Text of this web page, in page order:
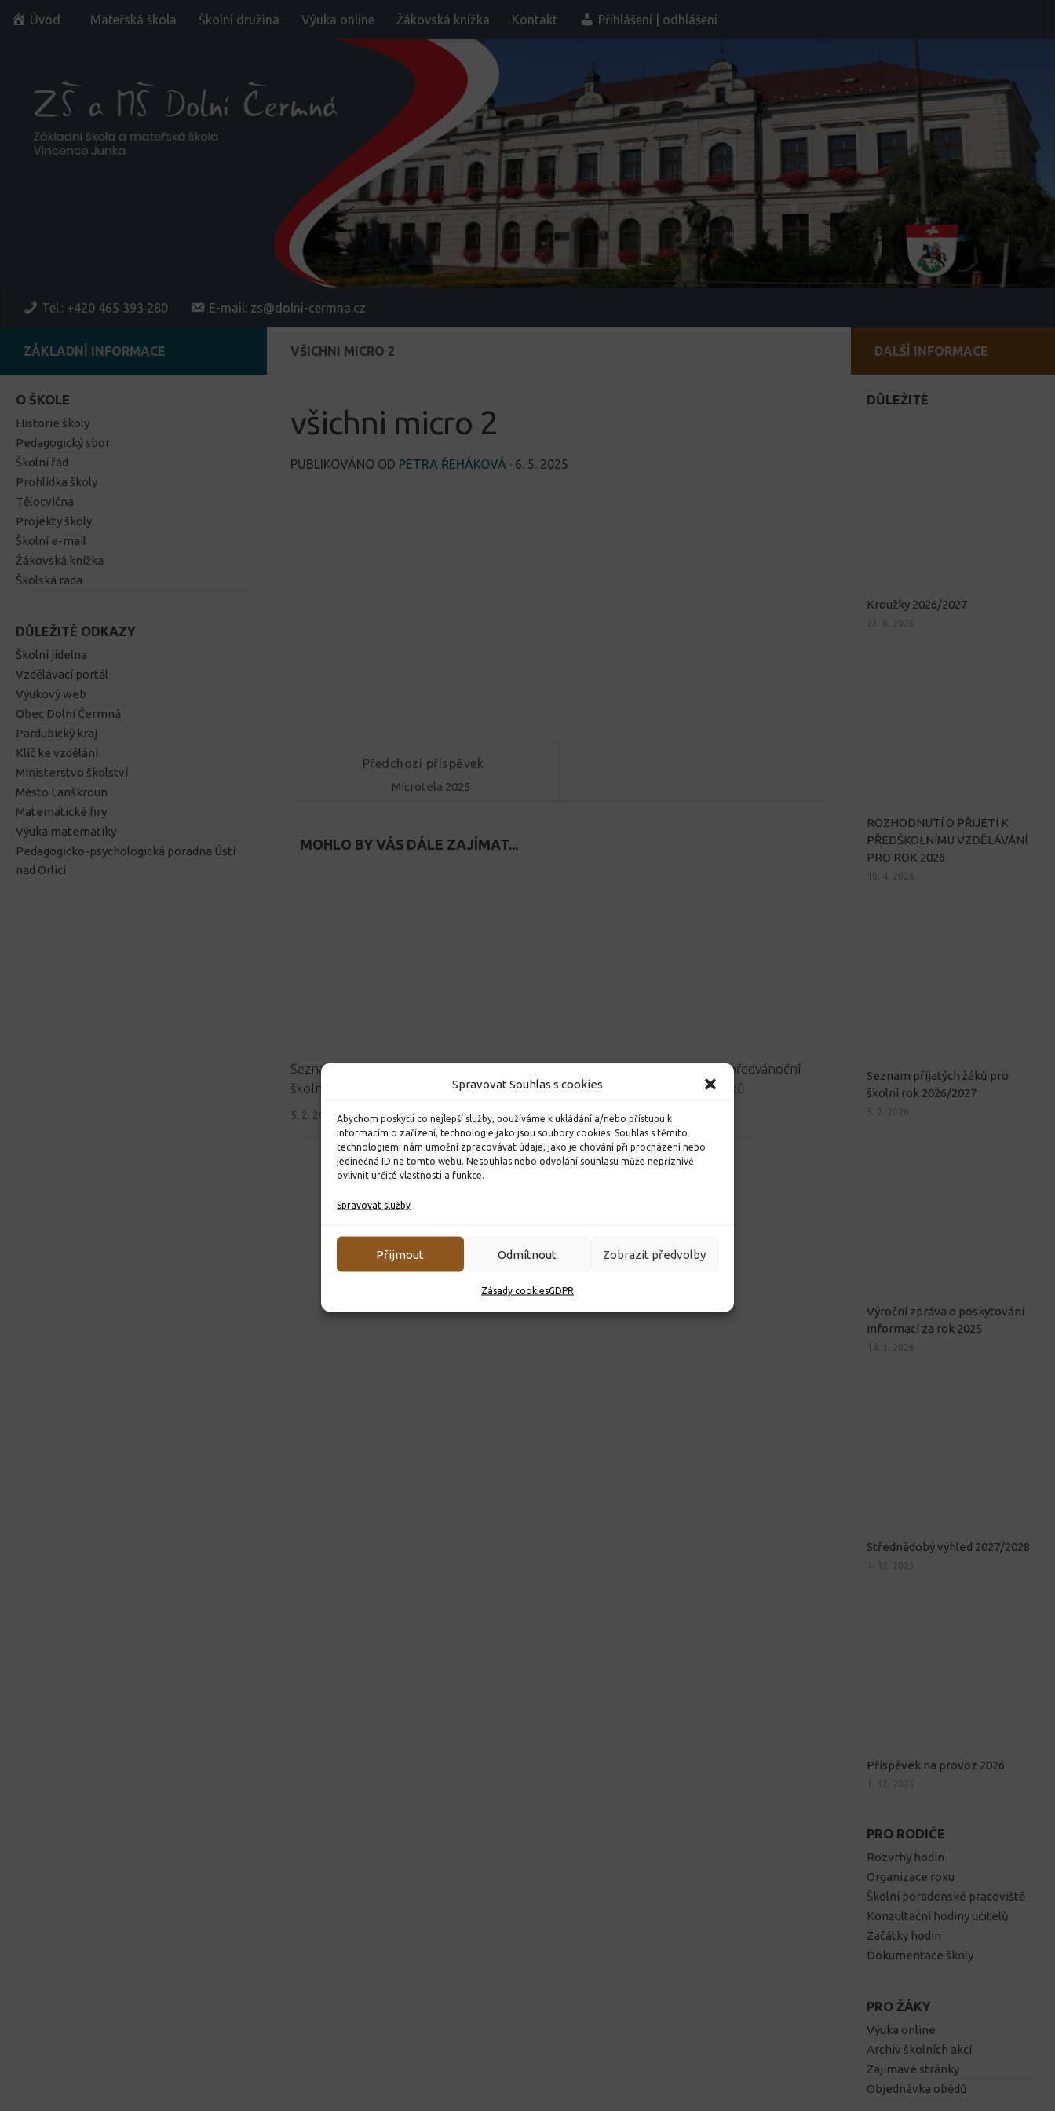
Spravovat Souhlas s cookies
Abychom poskytli co nejlepší služby, používáme k ukládání a/nebo přístupu k
informacím o zařízení, technologie jako jsou soubory cookies. Souhlas s těmito
technologiemi nám umožní zpracovávat údaje, jako je chování při procházení nebo
jedinečná ID na tomto webu. Nesouhlas nebo odvolání souhlasu může nepříznivě
ovlivnit určité vlastnosti a funkce.
Spravovat služby
Přijmout Odmítnout Zobrazit předvolby
Zásady cookiesGDPR
Skip to content
Úvod Mateřská škola Školní družina Výuka online Žákovská knížka Kontakt Přihlášení | odhlášení
Tel.: +420 465 393 280 E-mail: zs@dolni-cermna.cz
VŠICHNI MICRO 2
všichni micro 2
PUBLIKOVÁNO OD PETRA ŘEHÁKOVÁ · 6. 5. 2025
Předchozí příspěvek
Microtela 2025
MOHLO BY VÁS DÁLE ZAJÍMAT...
Seznam přijatých žáků pro
školní rok 2026/2027
5. 2. 2026
Bruslení
Páťáci udělali předvánoční
radost prvňáčků
22. 12. 2023
ZÁKLADNÍ INFORMACE
O ŠKOLE
Historie školy
Pedagogický sbor
Školní řád
Prohlídka školy
Tělocvična
Projekty školy
Školní e-mail
Žákovská knížka
Školská rada
DŮLEŽITÉ ODKAZY
Školní jídelna
Vzdělávací portál
Výukový web
Obec Dolní Čermná
Pardubický kraj
Klíč ke vzdělání
Ministerstvo školství
Město Lanškroun
Matematické hry
Výuka matematiky
Pedagogicko-psychologická poradna Ústí
nad Orlicí
DALŠÍ INFORMACE
DŮLEŽITÉ
Kroužky 2026/2027
23. 6. 2026
ROZHODNUTÍ O PŘIJETÍ K
PŘEDŠKOLNÍMU VZDĚLÁVÁNÍ
PRO ROK 2026
10. 4. 2026
Seznam přijatých žáků pro
školní rok 2026/2027
5. 2. 2026
Výroční zpráva o poskytování
informací za rok 2025
14. 1. 2026
Střednědobý výhled 2027/2028
1. 12. 2025
Příspěvek na provoz 2026
1. 12. 2025
PRO RODIČE
Rozvrhy hodin
Organizace roku
Školní poradenské pracoviště
Konzultační hodiny učitelů
Začátky hodin
Dokumentace školy
PRO ŽÁKY
Výuka online
Archiv školních akcí
Zajímavé stránky
Objednávka obědů